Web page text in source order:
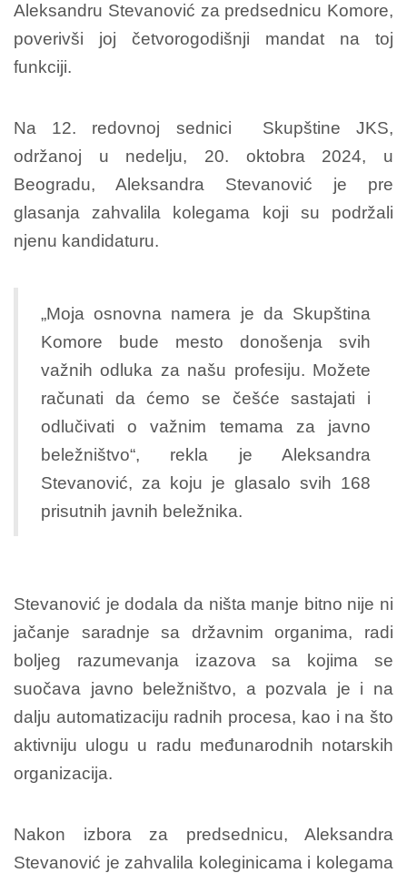
Aleksandru Stevanović za predsednicu Komore,
poverivši joj četvorogodišnji mandat na toj
funkciji.
Na 12. redovnoj sednici Skupštine JKS,
održanoj u nedelju, 20. oktobra 2024, u
Beogradu, Aleksandra Stevanović je pre
glasanja zahvalila kolegama koji su podržali
njenu kandidaturu.
„Moja osnovna namera je da Skupština
Komore bude mesto donošenja svih
važnih odluka za našu profesiju. Možete
računati da ćemo se češće sastajati i
odlučivati o važnim temama za javno
beležništvo“, rekla je Aleksandra
Stevanović, za koju je glasalo svih 168
prisutnih javnih beležnika.
Stevanović je dodala da ništa manje bitno nije ni
jačanje saradnje sa državnim organima, radi
boljeg razumevanja izazova sa kojima se
suočava javno beležništvo, a pozvala je i na
dalju automatizaciju radnih procesa, kao i na što
aktivniju ulogu u radu međunarodnih notarskih
organizacija.
Nakon izbora za predsednicu, Aleksandra
Stevanović je zahvalila koleginicama i kolegama